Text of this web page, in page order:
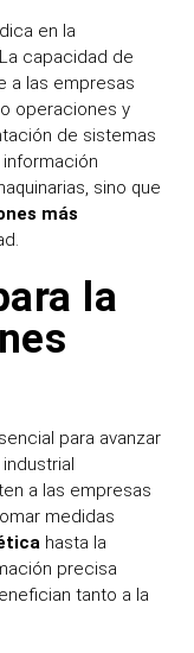
en la
capacidad de
a las empresas
operaciones y
de sistemas
sino que
más
la
para avanzar
a las empresas
medidas
hasta la
precisa
tanto a la